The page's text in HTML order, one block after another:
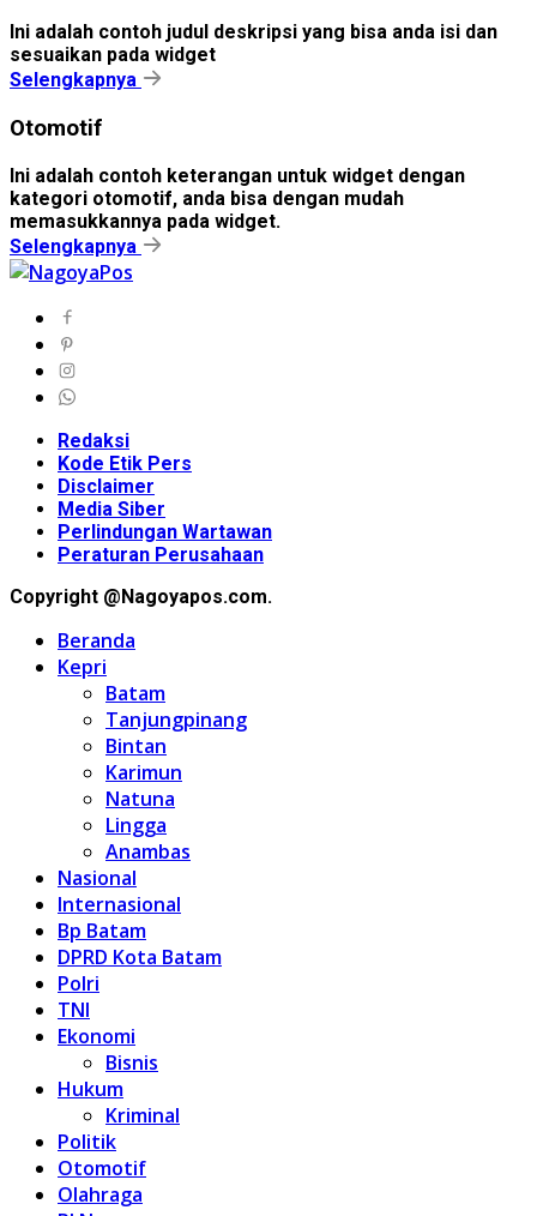
Ini adalah contoh judul deskripsi yang bisa anda isi dan
sesuaikan pada widget
Selengkapnya
Otomotif
Ini adalah contoh keterangan untuk widget dengan
kategori otomotif, anda bisa dengan mudah
memasukkannya pada widget.
Selengkapnya
Redaksi
Kode Etik Pers
Disclaimer
Media Siber
Perlindungan Wartawan
Peraturan Perusahaan
Copyright @Nagoyapos.com.
Beranda
Kepri
Batam
Tanjungpinang
Bintan
Karimun
Natuna
Lingga
Anambas
Nasional
Internasional
Bp Batam
DPRD Kota Batam
Polri
TNI
Ekonomi
Bisnis
Hukum
Kriminal
Politik
Otomotif
Olahraga